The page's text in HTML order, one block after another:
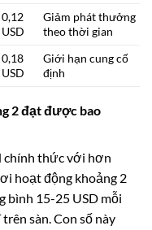
0,12
USD
Giảm phát thưởng
theo thời gian
0,18
USD
Giới hạn cung cố
định
2 đạt được bao
chính thức với hơn
hoạt động khoảng 2
bình 15-25 USD mỗi
sàn. Con số này